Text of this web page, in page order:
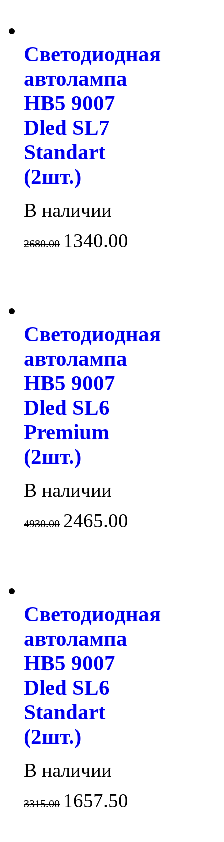
Светодиодная
автолампа
HB5 9007
Dled SL7
Standart
(2шт.)
В наличии
2680.00 1340.00
Светодиодная
автолампа
HB5 9007
Dled SL6
Premium
(2шт.)
В наличии
4930.00 2465.00
Светодиодная
автолампа
HB5 9007
Dled SL6
Standart
(2шт.)
В наличии
3315.00 1657.50